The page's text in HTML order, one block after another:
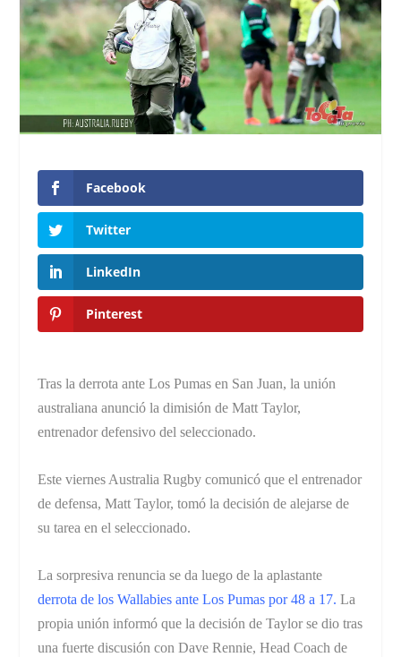
Facebook
Twitter
LinkedIn
Pinterest
Tras la derrota ante Los Pumas en San Juan, la unión
australiana anunció la dimisión de Matt Taylor,
entrenador defensivo del seleccionado.
Este viernes Australia Rugby comunicó que el entrenador
de defensa, Matt Taylor, tomó la decisión de alejarse de
su tarea en el seleccionado.
La sorpresiva renuncia se da luego de la aplastante
derrota de los Wallabies ante Los Pumas por 48 a 17. La
propia unión informó que la decisión de Taylor se dio tras
una fuerte discusión con Dave Rennie, Head Coach de